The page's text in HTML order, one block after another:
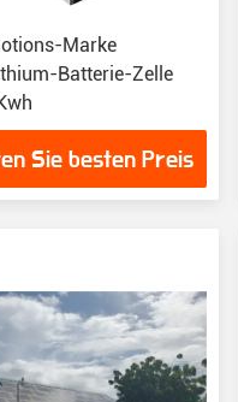
Marke
Batterie-Zelle
Sie besten Preis